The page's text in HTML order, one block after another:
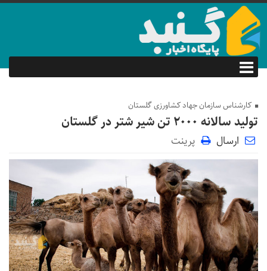
کارشناس سازمان جهاد کشاورزی گلستان
تولید سالانه ۲۰۰۰ تن شیر شتر در گلستان
ارسال پرینت